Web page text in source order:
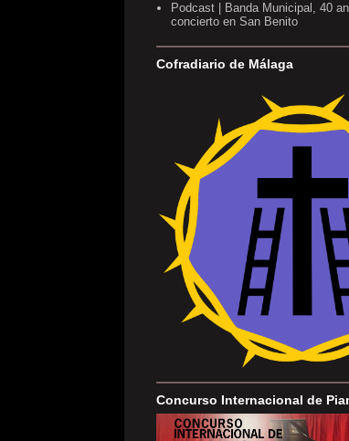
Podcast | Banda Municipal, 40
concierto en San Benito
Cofradiario de Málaga
Concurso Internacional de